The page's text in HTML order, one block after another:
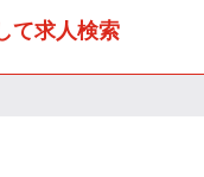
て求人検索